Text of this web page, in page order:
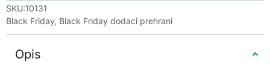
SKU:10131
Black Friday, Black Friday dodaci prehrani
Opis